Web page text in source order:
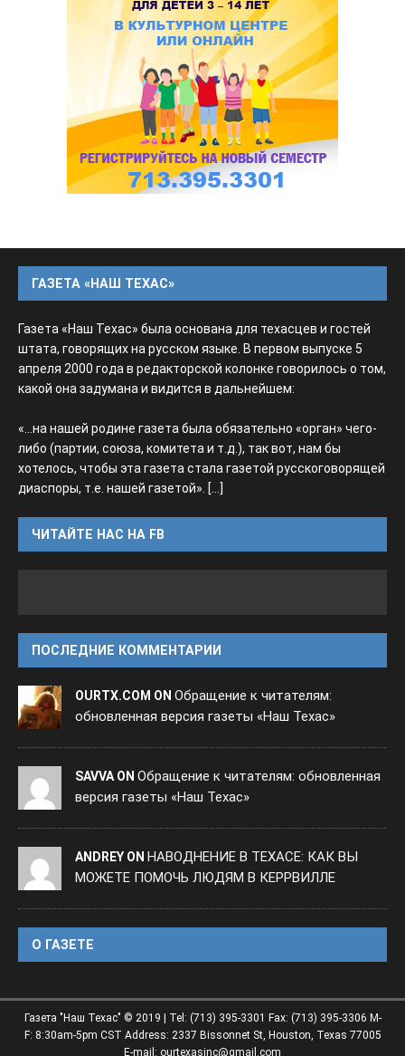
ГАЗЕТА «НАШ ТЕХАС»
Газета «Наш Техас» была основана для техасцев и гостей
штата, говорящих на русском языке. В первом выпуске 5
апреля 2000 года в редакторской колонке говорилось о том,
какой она задумана и видится в дальнейшем:
«...на нашей родине газета была обязательно «орган» чего-
либо (партии, союза, комитета и т.д.), так вот, нам бы
хотелось, чтобы эта газета стала газетой русскоговорящей
диаспоры, т.е. нашей газетой». [...]
ЧИТАЙТЕ НАС НА FB
ПОСЛЕДНИЕ КОММЕНТАРИИ
OURTX.COM ON Обращение к читателям:
обновленная версия газеты «Наш Техас»
SAVVA ON Обращение к читателям: обновленная
версия газеты «Наш Техас»
ANDREY ON НАВОДНЕНИЕ В ТЕХАСЕ: КАК ВЫ
МОЖЕТЕ ПОМОЧЬ ЛЮДЯМ В КЕРРВИЛЛЕ
O ГАЗЕТЕ
Газета "Наш Техас" © 2019 | Tel: (713) 395-3301 Fax: (713) 395-3306 M-
F: 8:30am-5pm CST Address: 2337 Bissonnet St, Houston, Texas 77005
E-mail: ourtexasinc@gmail.com